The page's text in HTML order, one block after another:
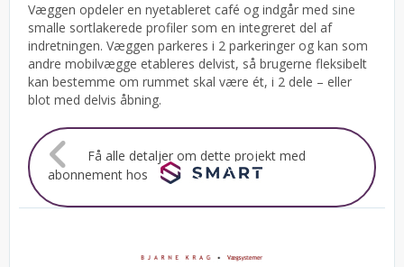
Væggen opdeler en nyetableret café og indgår med sine
smalle sortlakerede profiler som en integreret del af
indretningen. Væggen parkeres i 2 parkeringer og kan som
andre mobilvægge etableres delvist, så brugerne fleksibelt
kan bestemme om rummet skal være ét, i 2 dele – eller
blot med delvis åbning.
Få alle detaljer om dette projekt med
abonnement hos